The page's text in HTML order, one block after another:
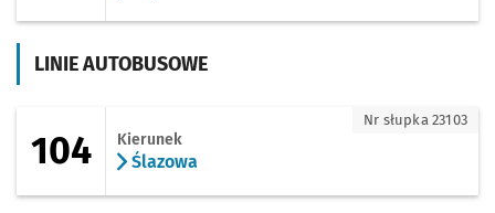
LINIE AUTOBUSOWE
104 Kierunek
Ślazowa
Nr słupka 23103